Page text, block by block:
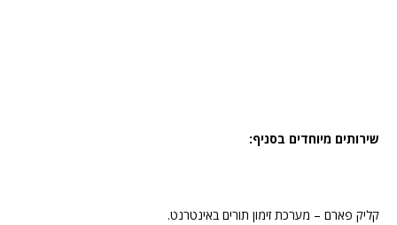
שירותים מיוחדים בסניף:
קליק פארם – מערכת זימון תורים באינטרנט.